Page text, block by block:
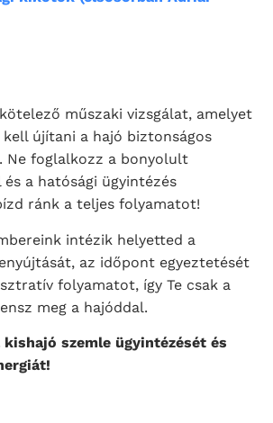
műszaki vizsgálat, amelyet
kell újítani a hajó biztonságos
Ne foglalkozz a bonyolult
a hatósági ügyintézés
ránk a teljes folyamatot!
intézik helyetted a
az időpont egyeztetését
folyamatot, így Te csak a
meg a hajóddal.
szemle ügyintézését és